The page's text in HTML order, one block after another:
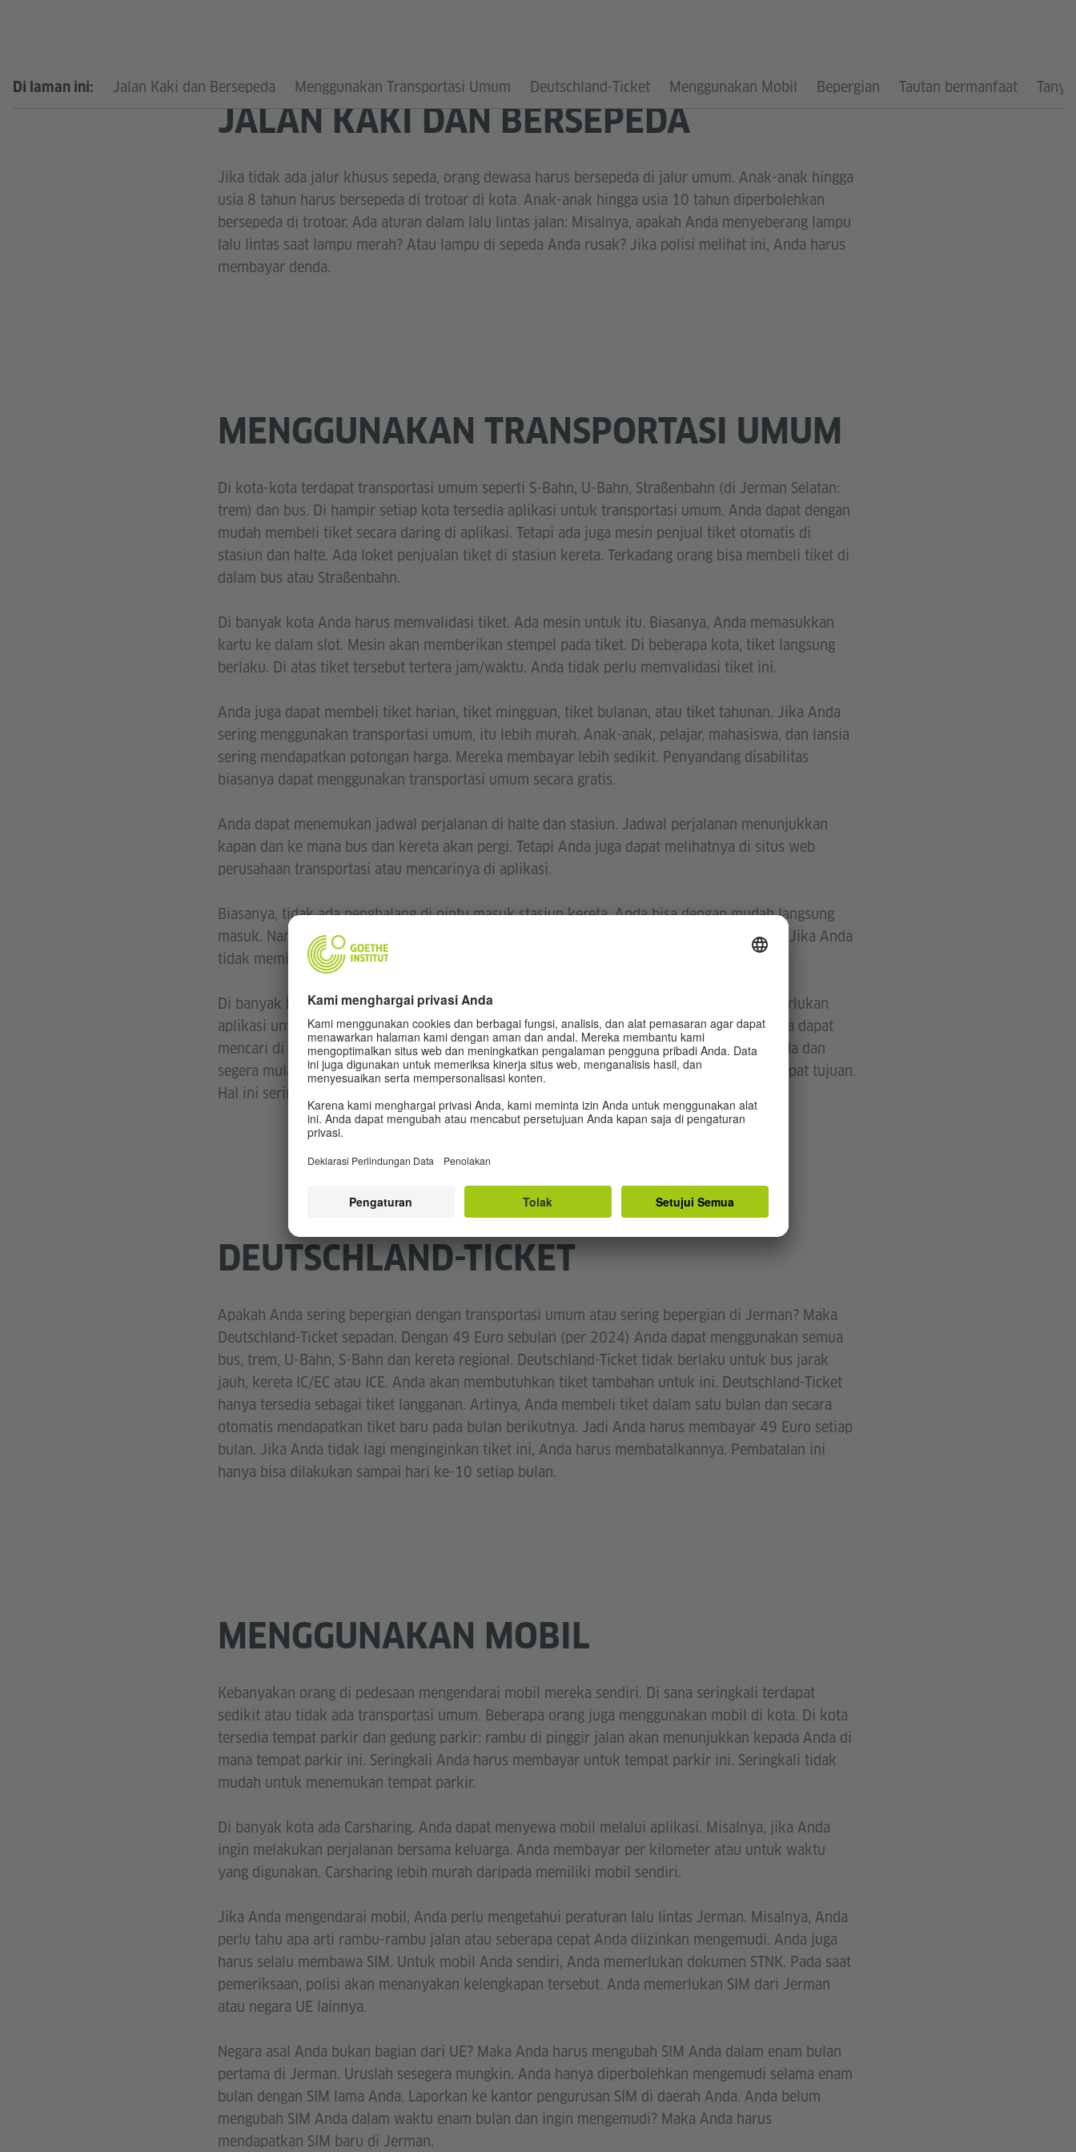
Di laman ini: Jalan Kaki dan Bersepeda Menggunakan Transportasi Umum Deutschland-Ticket Menggunakan Mobil Bepergian Tautan bermanfaat
JALAN KAKI DAN BERSEPEDA
Jika tidak ada jalur khusus sepeda, orang dewasa harus bersepeda di jalur umum. Anak-anak hingga
usia 8 tahun harus bersepeda di trotoar di kota. Anak-anak hingga usia 10 tahun diperbolehkan
bersepeda di trotoar. Ada aturan dalam lalu lintas jalan: Misalnya, apakah Anda menyeberang lampu
lalu lintas saat lampu merah? Atau lampu di sepeda Anda rusak? Jika polisi melihat ini, Anda harus
membayar denda.
MENGGUNAKAN TRANSPORTASI UMUM
Di kota-kota terdapat transportasi umum seperti S-Bahn, U-Bahn, Straßenbahn (di Jerman Selatan:
trem) dan bus. Di hampir setiap kota tersedia aplikasi untuk transportasi umum. Anda dapat dengan
mudah membeli tiket secara daring di aplikasi. Tetapi ada juga mesin penjual tiket otomatis di
stasiun dan halte. Ada loket penjualan tiket di stasiun kereta. Terkadang orang bisa membeli tiket di
dalam bus atau Straßenbahn.
Di banyak kota Anda harus memvalidasi tiket. Ada mesin untuk itu. Biasanya, Anda memasukkan
kartu ke dalam slot. Mesin akan memberikan stempel pada tiket. Di beberapa kota, tiket langsung
berlaku. Di atas tiket tersebut tertera jam/waktu. Anda tidak perlu memvalidasi tiket ini.
Anda juga dapat membeli tiket harian, tiket mingguan, tiket bulanan, atau tiket tahunan. Jika Anda
sering menggunakan transportasi umum, itu lebih murah. Anak-anak, pelajar, mahasiswa, dan lansia
sering mendapatkan potongan harga. Mereka membayar lebih sedikit. Penyandang disabilitas
biasanya dapat menggunakan transportasi umum secara gratis.
Anda dapat menemukan jadwal perjalanan di halte dan stasiun. Jadwal perjalanan menunjukkan
kapan dan ke mana bus dan kereta akan pergi. Tetapi Anda juga dapat melihatnya di situs web
perusahaan transportasi atau mencarinya di aplikasi.
Biasanya, tidak ada penghalang di pintu masuk stasiun kereta. Anda bisa dengan mudah langsung
masuk. Namun, Anda harus tetap memiliki tiket. Ada pemeriksaan tiket di bus dan kereta. Jika Anda
tidak memiliki tiket di pemeriksaan, Anda harus membayar denda.
Di banyak kota besar ada skuter listrik atau sepeda listrik. Ini dapat dipinjam. Anda memerlukan
aplikasi untuk peminjamannnya. Dengan aplikasi ini, Anda membayar per perjalanan. Anda dapat
mencari di aplikasi untuk melihat apakah ada skuter listrik dan sepeda listrik di dekat Anda dan
segera mulai berkendara. Skuter listrik dan sepeda listrik ini kemudian Anda parkir di tempat tujuan.
Hal ini seringkali praktis ketika tidak ada halte transportasi umum di dekatnya.
DEUTSCHLAND-TICKET
Apakah Anda sering bepergian dengan transportasi umum atau sering bepergian di Jerman? Maka
Deutschland-Ticket sepadan. Dengan 49 Euro sebulan (per 2024) Anda dapat menggunakan semua
bus, trem, U-Bahn, S-Bahn dan kereta regional. Deutschland-Ticket tidak berlaku untuk bus jarak
jauh, kereta IC/EC atau ICE. Anda akan membutuhkan tiket tambahan untuk ini. Deutschland-Ticket
hanya tersedia sebagai tiket langganan. Artinya, Anda membeli tiket dalam satu bulan dan secara
otomatis mendapatkan tiket baru pada bulan berikutnya. Jadi Anda harus membayar 49 Euro setiap
bulan. Jika Anda tidak lagi menginginkan tiket ini, Anda harus membatalkannya. Pembatalan ini
hanya bisa dilakukan sampai hari ke-10 setiap bulan.
MENGGUNAKAN MOBIL
Kebanyakan orang di pedesaan mengendarai mobil mereka sendiri. Di sana seringkali terdapat
sedikit atau tidak ada transportasi umum. Beberapa orang juga menggunakan mobil di kota. Di kota
tersedia tempat parkir dan gedung parkir: rambu di pinggir jalan akan menunjukkan kepada Anda di
mana tempat parkir ini. Seringkali Anda harus membayar untuk tempat parkir ini. Seringkali tidak
mudah untuk menemukan tempat parkir.
Di banyak kota ada Carsharing. Anda dapat menyewa mobil melalui aplikasi. Misalnya, jika Anda
ingin melakukan perjalanan bersama keluarga. Anda membayar per kilometer atau untuk waktu
yang digunakan. Carsharing lebih murah daripada memiliki mobil sendiri.
Jika Anda mengendarai mobil, Anda perlu mengetahui peraturan lalu lintas Jerman. Misalnya, Anda
perlu tahu apa arti rambu-rambu jalan atau seberapa cepat Anda diizinkan mengemudi. Anda juga
harus selalu membawa SIM. Untuk mobil Anda sendiri, Anda memerlukan dokumen STNK. Pada saat
pemeriksaan, polisi akan menanyakan kelengkapan tersebut. Anda memerlukan SIM dari Jerman
atau negara UE lainnya.
Negara asal Anda bukan bagian dari UE? Maka Anda harus mengubah SIM Anda dalam enam bulan
pertama di Jerman. Uruslah sesegera mungkin. Anda hanya diperbolehkan mengemudi selama enam
bulan dengan SIM lama Anda. Laporkan ke kantor pengurusan SIM di daerah Anda. Anda belum
mengubah SIM Anda dalam waktu enam bulan dan ingin mengemudi? Maka Anda harus
mendapatkan SIM baru di Jerman.